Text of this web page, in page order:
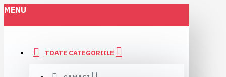
MENU
TOATE CATEGORIILE